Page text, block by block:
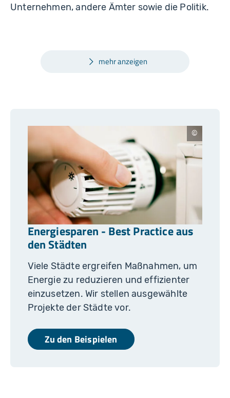
Unternehmen, andere Ämter sowie die Politik.
mehr anzeigen
A
d
o
/
z
e
Energiesparen - Best Practice aus
den Städten
Viele Städte ergreifen Maßnahmen, um
Energie zu reduzieren und effizienter
einzusetzen. Wir stellen ausgewählte
Projekte der Städte vor.
Zu den Beispielen